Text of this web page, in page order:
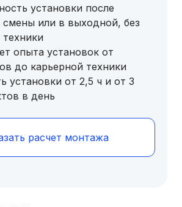
установки после
смены или в выходной, без
техники
опыта установок от
до карьерной техники
установки от 2,5 ч и от 3
в день
расчет монтажа